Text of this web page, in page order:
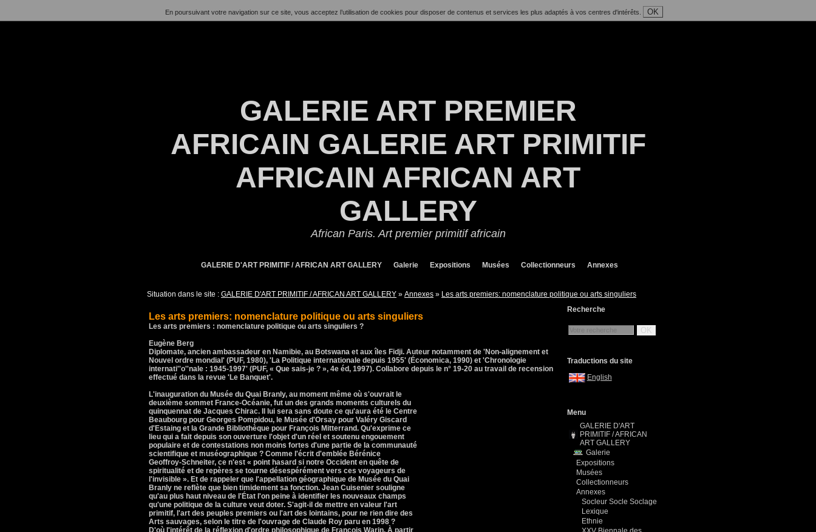
En poursuivant votre navigation sur ce site, vous acceptez l’utilisation de cookies pour disposer de contenus et services les plus adaptés à vos centres d'intérêts. OK
GALERIE ART PREMIER
AFRICAIN GALERIE ART PRIMITIF
AFRICAIN AFRICAN ART
GALLERY
African Paris. Art premier primitif africain
GALERIE D'ART PRIMITIF / AFRICAN ART GALLERY Galerie Expositions Musées Collectionneurs Annexes
Situation dans le site : GALERIE D'ART PRIMITIF / AFRICAN ART GALLERY » Annexes » Les arts premiers: nomenclature politique ou arts singuliers
Les arts premiers: nomenclature politique ou arts singuliers
Les arts premiers : nomenclature politique ou arts singuliers ?
Eugène Berg
Diplomate, ancien ambassadeur en Namibie, au Botswana et aux îles Fidji. Auteur notamment de 'Non-alignement et
Nouvel ordre mondial' (PUF, 1980), 'La Politique internationale depuis 1955' (Économica, 1990) et 'Chronologie
internati''o''nale : 1945-1997' (PUF, « Que sais-je ? », 4e éd, 1997). Collabore depuis le n° 19-20 au travail de recension
effectué dans la revue 'Le Banquet'.
L'inauguration du Musée du Quai Branly, au moment même où s'ouvrait le
deuxième sommet France-Océanie, fut un des grands moments culturels du
quinquennat de Jacques Chirac. Il lui sera sans doute ce qu'aura été le Centre
Beaubourg pour Georges Pompidou, le Musée d'Orsay pour Valéry Giscard
d'Estaing et la Grande Bibliothèque pour François Mitterrand. Qu'exprime ce
lieu qui a fait depuis son ouverture l'objet d'un réel et soutenu engouement
populaire et de contestations non moins fortes d'une partie de la communauté
scientifique et muséographique ? Comme l'écrit d'emblée Bérénice
Geoffroy-Schneiter, ce n'est « point hasard si notre Occident en quête de
spiritualité et de repères se tourne désespérément vers ces voyageurs de
l'invisible ». Et de rappeler que l'appellation géographique de Musée du Quai
Branly ne reflète que bien timidement sa fonction. Jean Cuisenier souligne
qu'au plus haut niveau de l'État l'on peine à identifier les nouveaux champs
qu'une politique de la culture veut doter. S'agit-il de mettre en valeur l'art
primitif, l'art des peuples premiers ou l'art des lointains, pour ne rien dire des
Arts sauvages, selon le titre de l'ouvrage de Claude Roy paru en 1998 ?
D'où l'intérêt de la réflexion d'ordre philosophique de François Warin. À partir
Recherche
OK
Traductions du site
English
Menu
GALERIE D'ART
PRIMITIF / AFRICAN
ART GALLERY
Galerie
Expositions
Musées
Collectionneurs
Annexes
Socleur Socle Soclage
Lexique
Ethnie